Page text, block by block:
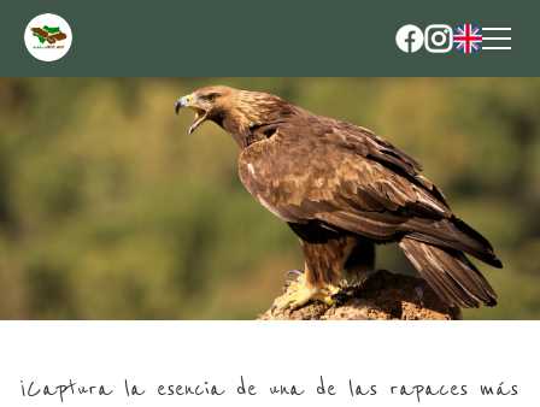
¡Captura la esencia de una de las rapaces más